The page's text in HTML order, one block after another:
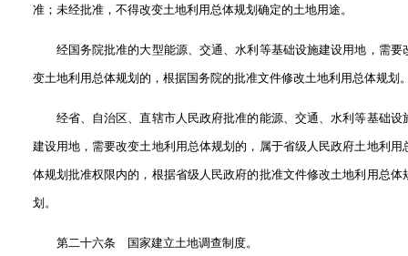
准；未经批准，不得改变土地利用总体规划确定的土地用途。
经国务院批准的大型能源、交通、水利等基础设施建设用地，需要
变土地利用总体规划的，根据国务院的批准文件修改土地利用总体规划
经省、自治区、直辖市人民政府批准的能源、交通、水利等基础设
建设用地，需要改变土地利用总体规划的，属于省级人民政府土地利用
体规划批准权限内的，根据省级人民政府的批准文件修改土地利用总体
划。
第二十六条 国家建立土地调查制度。